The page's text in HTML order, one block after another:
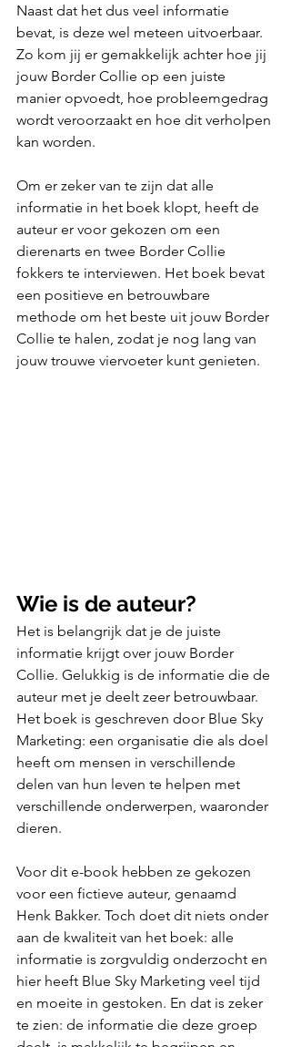
Naast dat het dus veel informatie
bevat, is deze wel meteen uitvoerbaar.
Zo kom jij er gemakkelijk achter hoe jij
jouw Border Collie op een juiste
manier opvoedt, hoe probleemgedrag
wordt veroorzaakt en hoe dit verholpen
kan worden.
Om er zeker van te zijn dat alle
informatie in het boek klopt, heeft de
auteur er voor gekozen om een
dierenarts en twee Border Collie
fokkers te interviewen. Het boek bevat
een positieve en betrouwbare
methode om het beste uit jouw Border
Collie te halen, zodat je nog lang van
jouw trouwe viervoeter kunt genieten.
Wie is de auteur?
Het is belangrijk dat je de juiste
informatie krijgt over jouw Border
Collie. Gelukkig is de informatie die de
auteur met je deelt zeer betrouwbaar.
Het boek is geschreven door Blue Sky
Marketing: een organisatie die als doel
heeft om mensen in verschillende
delen van hun leven te helpen met
verschillende onderwerpen, waaronder
dieren.
Voor dit e-book hebben ze gekozen
voor een fictieve auteur, genaamd
Henk Bakker. Toch doet dit niets onder
aan de kwaliteit van het boek: alle
informatie is zorgvuldig onderzocht en
hier heeft Blue Sky Marketing veel tijd
en moeite in gestoken. En dat is zeker
te zien: de informatie die deze groep